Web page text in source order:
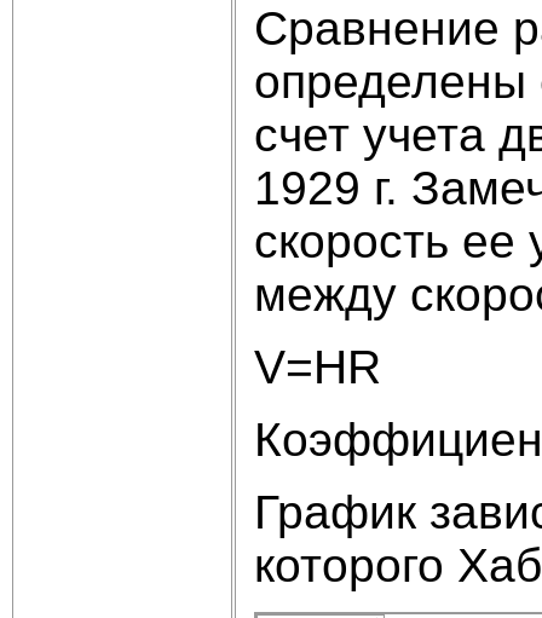
Сравнение
определены
счет учета
1929 г.
скорость ее
между
V=HR
График
которого